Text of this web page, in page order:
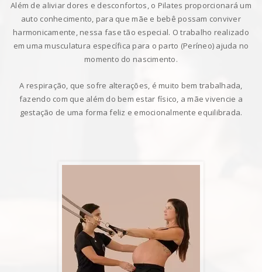
Além de aliviar dores e desconfortos, o Pilates proporcionará um
auto conhecimento, para que mãe e bebê possam conviver
harmonicamente, nessa fase tão especial. O trabalho realizado
em uma musculatura específica para o parto (Períneo) ajuda no
momento do nascimento.
A respiração, que sofre alterações, é muito bem trabalhada,
fazendo com que além do bem estar físico, a mãe vivencie a
gestação de uma forma feliz e emocionalmente equilibrada.